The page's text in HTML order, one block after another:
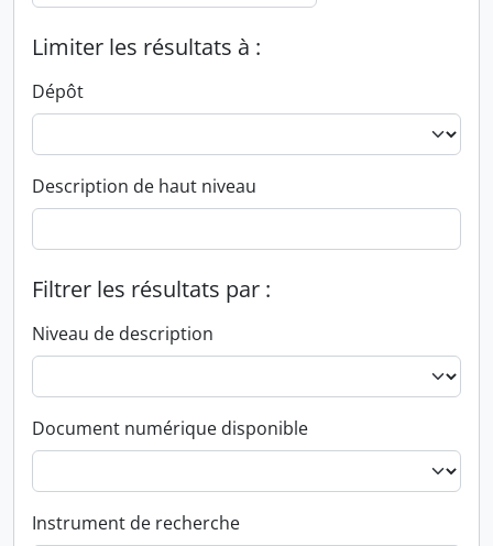
Limiter les résultats à :
Dépôt
Description de haut niveau
Filtrer les résultats par :
Niveau de description
Document numérique disponible
Instrument de recherche